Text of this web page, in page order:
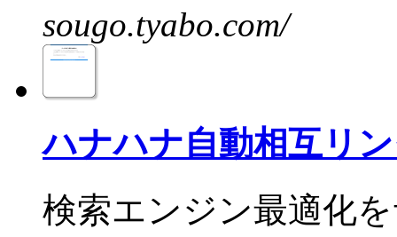
sougo.tyabo.com/
ハナハナ自動相互リ
検索エンジン最適化